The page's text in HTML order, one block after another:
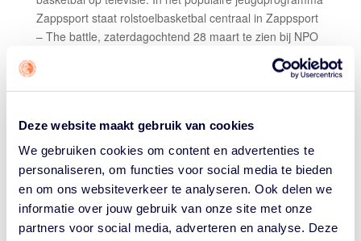
Deze website maakt gebruik van cookies
We gebruiken cookies om content en advertenties te
personaliseren, om functies voor social media te bieden
en om ons websiteverkeer te analyseren. Ook delen we
informatie over jouw gebruik van onze site met onze
partners voor social media, adverteren en analyse. Deze
Zappsport staat rolstoelbasketbal centraal in Zappsport
– The battle, zaterdagochtend 28 maart te zien bij NPO
leren basketballen maar ook handig worden met een
rolstoelbasketballers: Mike Graffijland en Dagmar van
Hinte.
De presentatoren Ron Boszhard en Britt Dekker hadden
hun teams dit keer op basisschool De Ark in Almere